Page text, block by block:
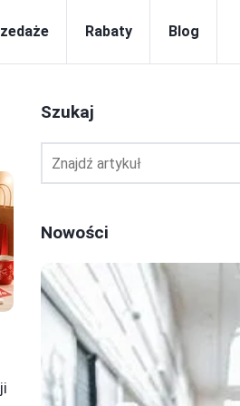
Rabaty Blog
Szukaj
Nowości